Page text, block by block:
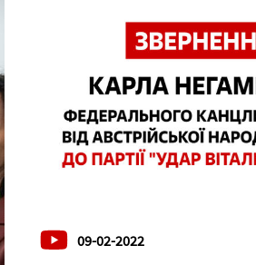
09-02-2022